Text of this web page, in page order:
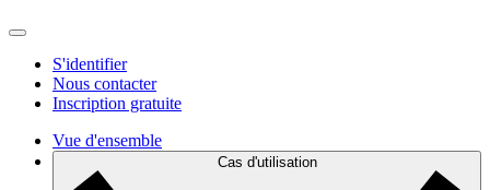
S'identifier
Nous contacter
Inscription gratuite
Vue d'ensemble
Cas d'utilisation